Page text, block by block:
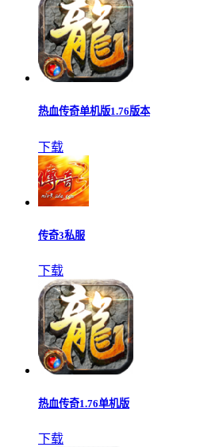
热血传奇单机版1.76版本
下载
传奇3私服
下载
热血传奇1.76单机版
下载